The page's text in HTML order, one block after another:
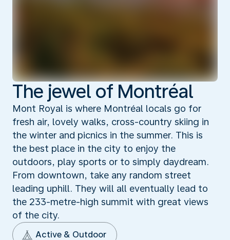
The jewel of Montréal
Mont Royal is where Montréal locals go for
fresh air, lovely walks, cross-country skiing in
the winter and picnics in the summer. This is
the best place in the city to enjoy the
outdoors, play sports or to simply daydream.
From downtown, take any random street
leading uphill. They will all eventually lead to
the 233-metre-high summit with great views
of the city.
Active & Outdoor